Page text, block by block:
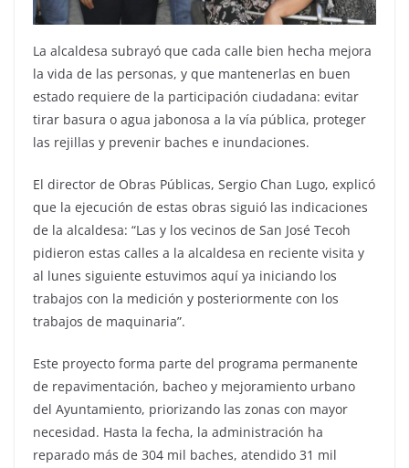
La alcaldesa subrayó que cada calle bien hecha mejora
la vida de las personas, y que mantenerlas en buen
estado requiere de la participación ciudadana: evitar
tirar basura o agua jabonosa a la vía pública, proteger
las rejillas y prevenir baches e inundaciones.
El director de Obras Públicas, Sergio Chan Lugo, explicó
que la ejecución de estas obras siguió las indicaciones
de la alcaldesa: “Las y los vecinos de San José Tecoh
pidieron estas calles a la alcaldesa en reciente visita y
al lunes siguiente estuvimos aquí ya iniciando los
trabajos con la medición y posteriormente con los
trabajos de maquinaria”.
Este proyecto forma parte del programa permanente
de repavimentación, bacheo y mejoramiento urbano
del Ayuntamiento, priorizando las zonas con mayor
necesidad. Hasta la fecha, la administración ha
reparado más de 304 mil baches, atendido 31 mil